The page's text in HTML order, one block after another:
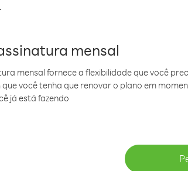
mensal
mensal fornece a flexibilidade que você
você tenha que renovar o plano em
já está fazendo